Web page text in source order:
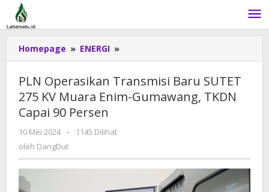
Lewati
konten
Homepage » ENERGI »
Operasikan
Baru
SUTET
Gumawang,
Capai
PLN Operasikan Transmisi Baru SUTET
275 KV Muara Enim-Gumawang, TKDN
Capai 90 Persen
10 Mei 2024
oleh
DangDut
-
1145 Dilihat
oleh DangDut